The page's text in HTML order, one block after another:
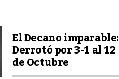
El Decano imparable:
Derrotó por 3-1 al 12
de Octubre